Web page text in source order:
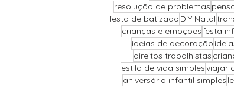
resolução de problemas
festa de batizado DIY Natal
crianças e emoçõesfesta
ideias de decoração
direitos trabalhistas
estilo de vida simplesviajar
aniversário infantil simples